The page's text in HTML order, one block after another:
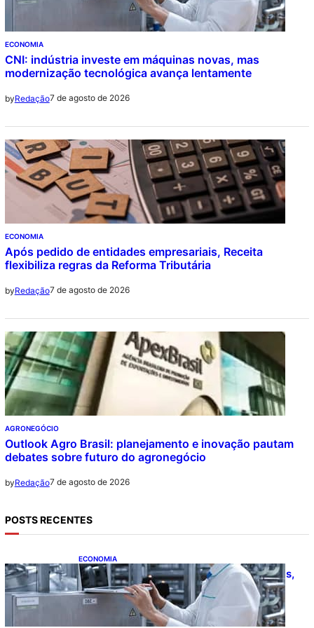
ECONOMIA
CNI: indústria investe em máquinas novas, mas
modernização tecnológica avança lentamente
byRedação7 de agosto de 2026
ECONOMIA
Após pedido de entidades empresariais, Receita
flexibiliza regras da Reforma Tributária
byRedação7 de agosto de 2026
AGRONEGÓCIO
Outlook Agro Brasil: planejamento e inovação pautam
debates sobre futuro do agronegócio
byRedação7 de agosto de 2026
POSTS RECENTES
ECONOMIA
CNI: indústria investe em máquinas novas,
mas modernização tecnológica avança
lentamente